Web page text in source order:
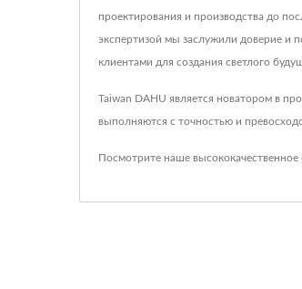
проектирования и производства до
экспертизой мы заслужили доверие и
клиентами для создания светлого
Taiwan DAHU является новатором в
выполняются с точностью и
Посмотрите наше высококачественное